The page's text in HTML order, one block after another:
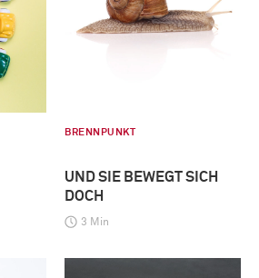
BRENNPUNKT
UND SIE BEWEGT SICH
DOCH
3 Min